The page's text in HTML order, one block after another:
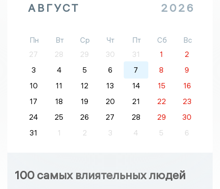
АВГУСТ 2026
Пн Вт Ср Чт Пт Сб
Вс
27
28 29 30 31 1
2
3
4 5 6 7 8
9
10
11 12 13 14 15
16
17
18 19 20 21 22
23
24
25 26 27 28 29
30
31
1 2 3 4 5 6
100 самых влиятельных людей